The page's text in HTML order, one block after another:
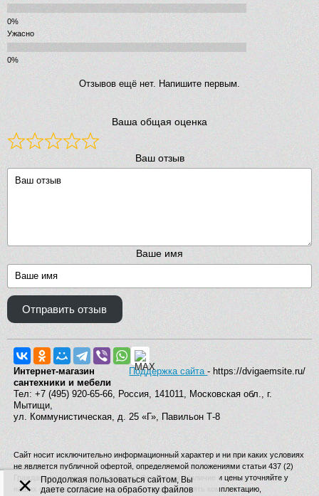
Ужасно
Отзывов ещё нет. Напишите первым.
Ваша общая оценка
Ваш отзыв
Ваше имя
Отправить отзыв
Поддержка сайта- https://dvigaemsite.ru/
Интернет-магазин
сантехники и мебели
Тел: +7 (495) 920-65-66, Россия, 141011, Московская обл., г.
Мытищи,
ул. Коммунистическая, д. 25 «Г», Павильон Т-8
Сайт носит исключительно информационный характер и ни при каких условиях
не является публичной офертой, определяемой положениями статьи 437 (2)
Гражданского кодекса Российской Федерации. Наличие и цены уточняйте у
наших операторов. Производитель вправе изменять комплектацию,
×
Продолжая пользоваться сайтом, Вы
даете согласие на обработку файлов